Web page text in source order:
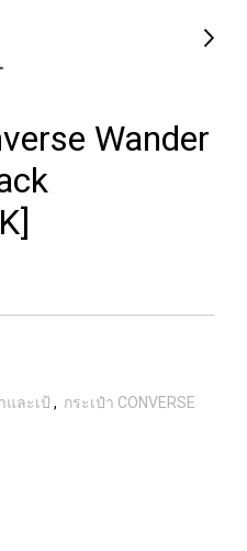
Wander
และเป้ , กระเป๋า CONVERSE